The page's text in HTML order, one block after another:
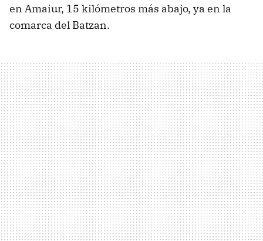
en Amaiur, 15 kilómetros más abajo, ya en la
comarca del Batzan.